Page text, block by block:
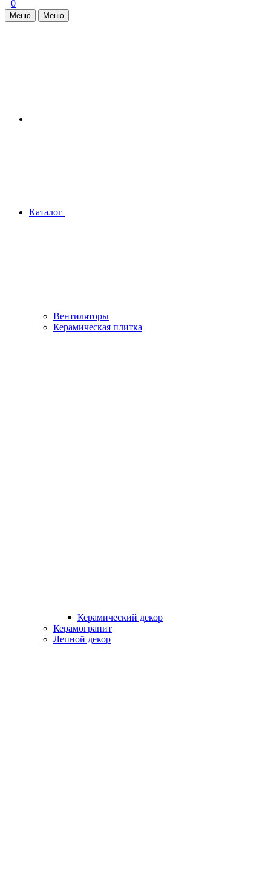
0
Меню Меню
Каталог
Вентиляторы
Керамическая плитка
Керамический декор
Керамогранит
Лепной декор